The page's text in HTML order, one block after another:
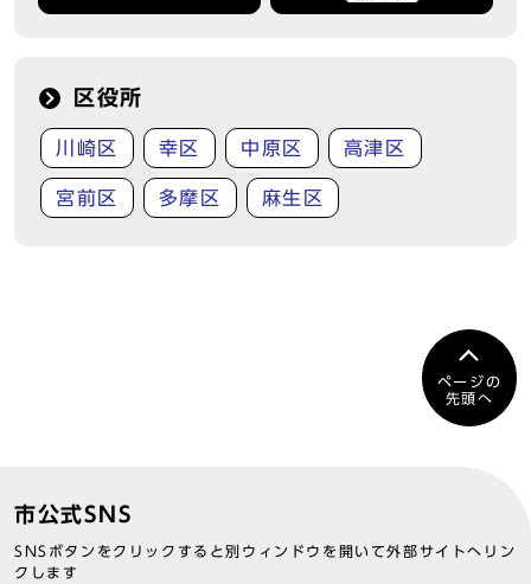
区役所
川崎区 幸区 中原区 高津区
宮前区 多摩区 麻生区
ページの
先頭へ
市公式SNS
SNSボタンをクリックすると別ウィンドウを開いて外部サイトへリン
クします